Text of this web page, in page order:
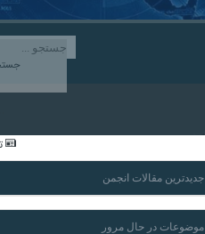
جدیدترین مقالات انجمن
موضوعات در حال مرور